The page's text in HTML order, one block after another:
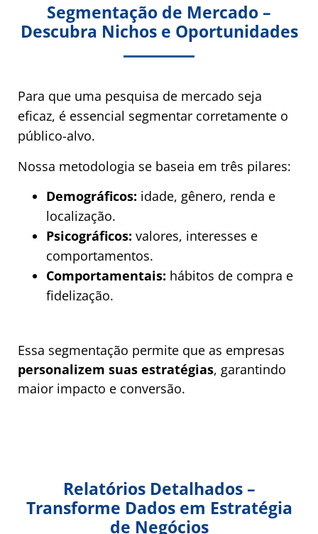
Segmentação de Mercado –
Descubra Nichos e Oportunidades
Para que uma pesquisa de mercado seja
eficaz, é essencial segmentar corretamente o
público-alvo.
Nossa metodologia se baseia em três pilares:
Demográficos: idade, gênero, renda e
localização.
Psicográficos: valores, interesses e
comportamentos.
Comportamentais: hábitos de compra e
fidelização.
Essa segmentação permite que as empresas
personalizem suas estratégias, garantindo
maior impacto e conversão.
Relatórios Detalhados –
Transforme Dados em Estratégia
de Negócios